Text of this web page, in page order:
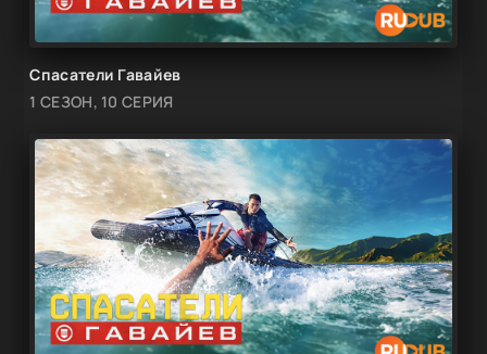
Спасатели Гавайев
1 СЕЗОН, 10 СЕРИЯ